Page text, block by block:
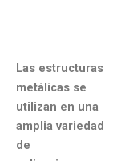
Las estructuras
metálicas se
utilizan en una
amplia variedad
de